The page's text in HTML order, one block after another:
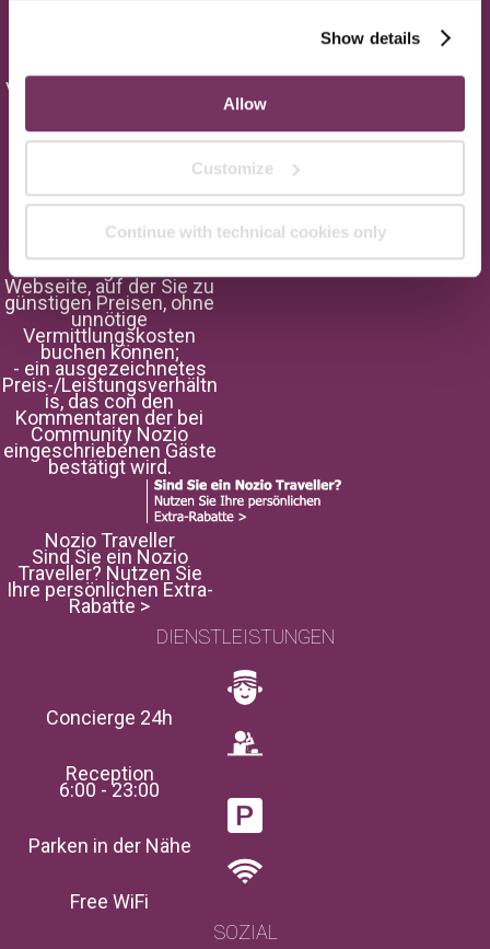
Show details
Allow
Customize
Continue with technical cookies only
Hotels, ohne unnötige
Vermittlungskosten: die
authentischen und
Tourismus. Nozio hat
der folgenden
Dienstleistungen
ausgewählt:
- eine eigene
Webseite, auf der Sie zu
günstigen Preisen, ohne
unnötige
Vermittlungskosten
buchen können;
- ein ausgezeichnetes
Preis-/Leistungsverhältn
is, das con den
Kommentaren der bei
Community Nozio
eingeschriebenen Gäste
bestätigt wird.
Nozio Traveller
Sind Sie ein Nozio
Traveller? Nutzen Sie
Ihre persönlichen Extra-
Rabatte >
DIENSTLEISTUNGEN
Concierge 24h
Reception
6:00 - 23:00
Parken in der Nähe
Free WiFi
SOZIAL